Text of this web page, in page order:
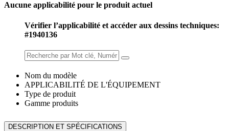
Aucune applicabilité pour le produit actuel
Vérifier l’applicabilité et accéder aux dessins techniques:
#1940136
Nom du modèle
APPLICABILITÉ DE L'ÉQUIPEMENT
Type de produit
Gamme produits
DESCRIPTION ET SPÉCIFICATIONS